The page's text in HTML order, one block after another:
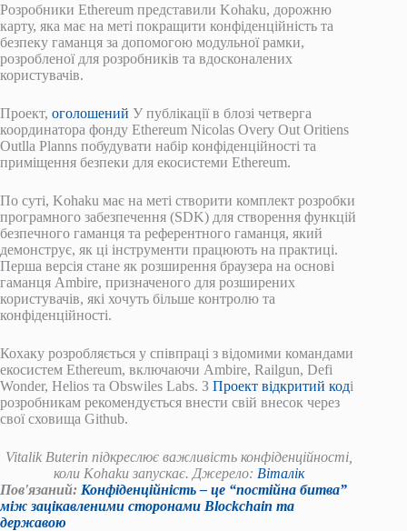
Розробники Ethereum представили Kohaku, дорожню
карту, яка має на меті покращити конфіденційність та
безпеку гаманця за допомогою модульної рамки,
розробленої для розробників та вдосконалених
користувачів.
Проект, оголошений У публікації в блозі четверга
координатора фонду Ethereum Nicolas Overy Out Oritiens
Outlla Planns побудувати набір конфіденційності та
приміщення безпеки для екосистеми Ethereum.
По суті, Kohaku має на меті створити комплект розробки
програмного забезпечення (SDK) для створення функцій
безпечного гаманця та референтного гаманця, який
демонструє, як ці інструменти працюють на практиці.
Перша версія стане як розширення браузера на основі
гаманця Ambire, призначеного для розширених
користувачів, які хочуть більше контролю та
конфіденційності.
Кохаку розробляється у співпраці з відомими командами
екосистем Ethereum, включаючи Ambire, Railgun, Defi
Wonder, Helios та Obswiles Labs. З Проект відкритий коді
розробникам рекомендується внести свій внесок через
свої сховища Github.
Vitalik Buterin підкреслює важливість конфіденційності,
коли Kohaku запускає. Джерело: Віталік
Пов'язаний: Конфіденційність – це “постійна битва”
між зацікавленими сторонами Blockchain та
державою